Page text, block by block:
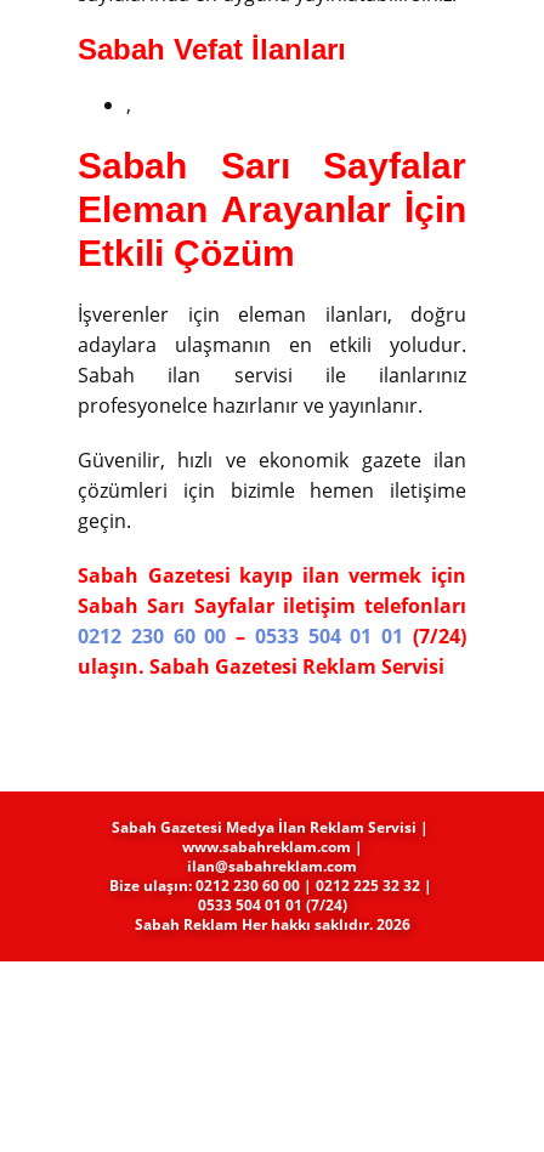
Sabah Vefat İlanları
,
Sabah Sarı Sayfalar
Eleman Arayanlar İçin
Etkili Çözüm
İşverenler için eleman ilanları, doğru
adaylara ulaşmanın en etkili yoludur.
Sabah ilan servisi ile ilanlarınız
profesyonelce hazırlanır ve yayınlanır.
Güvenilir, hızlı ve ekonomik gazete ilan
çözümleri için bizimle hemen iletişime
geçin.
Sabah Gazetesi kayıp ilan vermek için
Sabah Sarı Sayfalar iletişim telefonları
0212 230 60 00– 0533 504 01 01(7/24)
ulaşın. Sabah Gazetesi Reklam Servisi
Sabah Gazetesi Medya​ İlan Reklam Servisi |
www.sabahreklam.com |
ilan@sabahreklam.com
Bize ulaşın: 0212 230 60 00 | 0212 225 32 32 |
0533 504 01 01 (7/24)
Sabah Reklam Her hakkı saklıdır. 2026